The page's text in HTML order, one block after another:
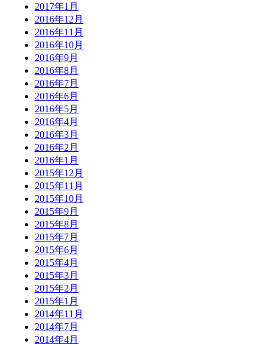
2017年1月
2016年12月
2016年11月
2016年10月
2016年9月
2016年8月
2016年7月
2016年6月
2016年5月
2016年4月
2016年3月
2016年2月
2016年1月
2015年12月
2015年11月
2015年10月
2015年9月
2015年8月
2015年7月
2015年6月
2015年4月
2015年3月
2015年2月
2015年1月
2014年11月
2014年7月
2014年4月